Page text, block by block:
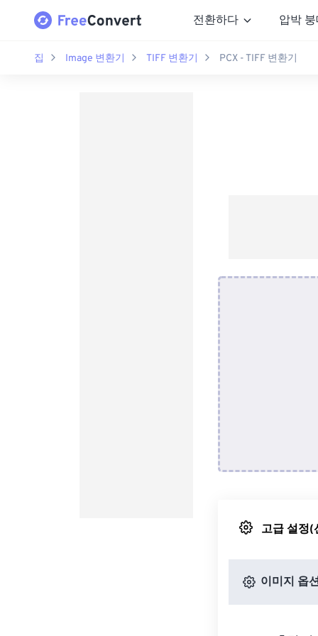
전환하다 압박 붕
집 Image 변환기 TIFF 변환기 PCX - TIFF 변환기
고급 설정(
이미지 옵